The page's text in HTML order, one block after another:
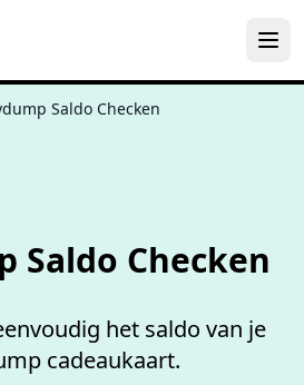
Saldo Checken
Saldo Checken
het saldo van je
cadeaukaart.